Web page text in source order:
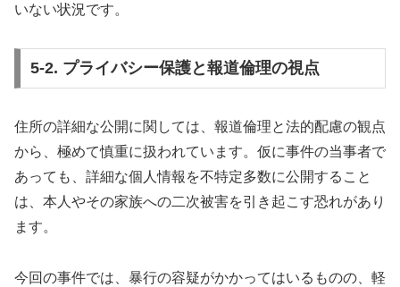
いない状況です。
5-2. プライバシー保護と報道倫理の視点
住所の詳細な公開に関しては、報道倫理と法的配慮の観点
から、極めて慎重に扱われています。仮に事件の当事者で
あっても、詳細な個人情報を不特定多数に公開すること
は、本人やその家族への二次被害を引き起こす恐れがあり
ます。
今回の事件では、暴行の容疑がかかってはいるものの、軽